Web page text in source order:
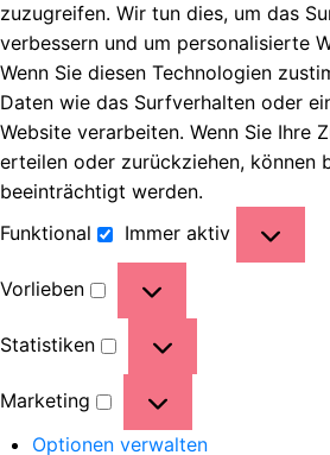
zuzugreifen. Wir tun dies, um das
verbessern und um personalisierte
Wenn Sie diesen Technologien
Daten wie das Surfverhalten oder
Website verarbeiten. Wenn Sie Ihre
erteilen oder zurückziehen, können
beeinträchtigt werden.
Funktional
Immer aktiv
Vorlieben
Statistiken
Marketing
Optionen verwalten